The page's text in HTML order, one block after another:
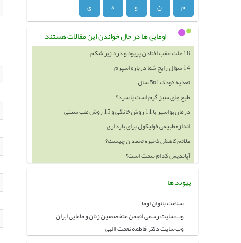
م
ن و ه ی
اومایی ها در حال خواندن این مقالات هستند
18 علت عقب افتادن پریود و درد زیر شکم
14 سوال رایج شما درباره اسپرم
تغذیه کودک1تا5 سال
طبع چای سبز گرم است یا سرد؟
درمان بواسیر با 11 روش خانگی و 15 روش طب سنتی
اندازه طبیعی فولیکول برای بارداری
علائم کاهش ذخیره تخمدان چیست؟
آپاندیس کدام سمت است؟
پیوند ها
سلامت بانوان اوما
وب سایت رسمی انجمن متخصصین زنان و مامایی ایران
وب سایت دکتر فاطمه نعمت االهی